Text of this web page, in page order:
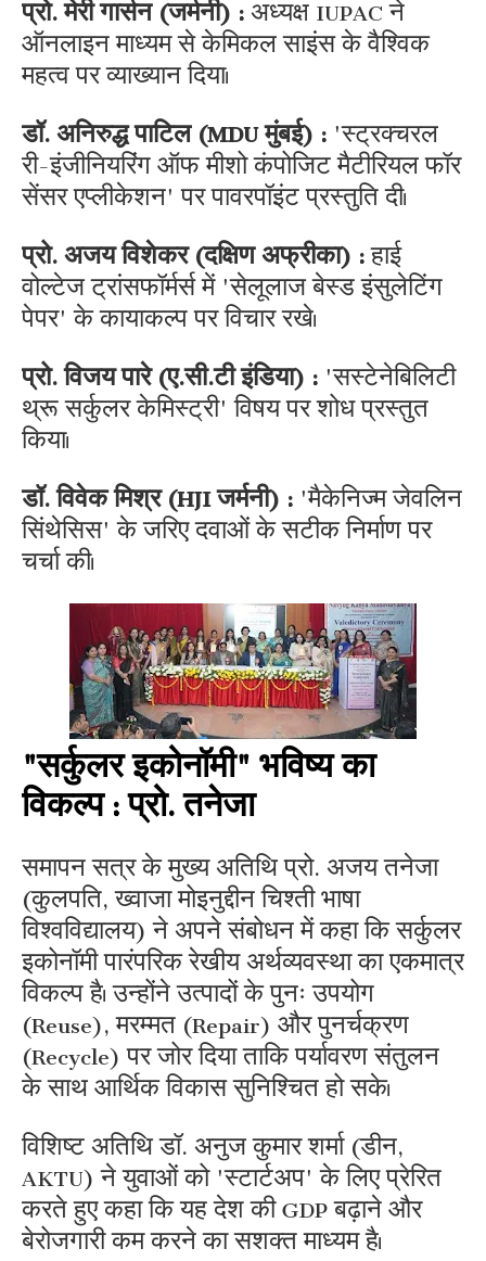
ऑनलाइन माध्यम से केमिकल साइंस के वैश्विक
महत्व पर व्याख्यान दिया।
डॉ. अनिरुद्ध पाटिल (MDU मुंबई) :'स्ट्रक्चरल
री-इंजीनियरिंग ऑफ मीशो कंपोजिट मैटीरियल फॉर
सेंसर एप्लीकेशन' पर पावरपॉइंट प्रस्तुति दी।
प्रो. अजय विशेकर (दक्षिण अफ्रीका) :हाई
वोल्टेज ट्रांसफॉर्मर्स में 'सेलूलाज बेस्ड इंसुलेटिंग
पेपर' के कायाकल्प पर विचार रखे।
प्रो. विजय पारे (ए.सी.टी इंडिया) :'सस्टेनेबिलिटी
थ्रू सर्कुलर केमिस्ट्री' विषय पर शोध प्रस्तुत
किया।
डॉ. विवेक मिश्र (HJI जर्मनी) :'मैकेनिज्म जेवलिन
सिंथेसिस' के जरिए दवाओं के सटीक निर्माण पर
चर्चा की।
"सर्कुलर इकोनॉमी" भविष्य का
विकल्प : प्रो. तनेजा
समापन सत्र के मुख्य अतिथि प्रो. अजय तनेजा
(कुलपति, ख्वाजा मोइनुद्दीन चिश्ती भाषा
विश्वविद्यालय) ने अपने संबोधन में कहा कि सर्कुलर
इकोनॉमी पारंपरिक रेखीय अर्थव्यवस्था का एकमात्र
विकल्प है। उन्होंने उत्पादों के पुनः उपयोग
(Reuse), मरम्मत (Repair) और पुनर्चक्रण
(Recycle) पर जोर दिया ताकि पर्यावरण संतुलन
के साथ आर्थिक विकास सुनिश्चित हो सके।
विशिष्ट अतिथि डॉ. अनुज कुमार शर्मा (डीन,
AKTU) ने युवाओं को 'स्टार्टअप' के लिए प्रेरित
करते हुए कहा कि यह देश की GDP बढ़ाने और
बेरोजगारी कम करने का सशक्त माध्यम है।